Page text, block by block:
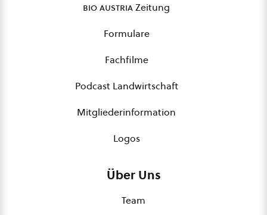
bio austriaZeitung
Formulare
Fachfilme
Podcast Landwirtschaft
Mitgliederinformation
Logos
Über Uns
Team